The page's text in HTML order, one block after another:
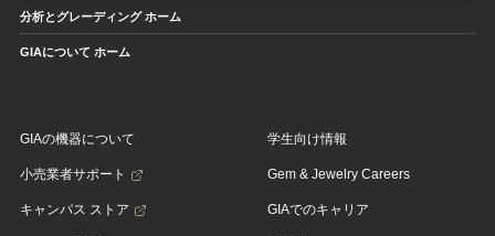
分析とグレーディング ホーム
GIAについて ホーム
GIAの機器について
小売業者サポート
キャンパス ストア
学生向け情報
Gem & Jewelry Careers
GIAでのキャリア